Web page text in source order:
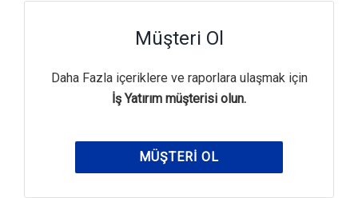
Müşteri Ol
Daha Fazla içeriklere ve raporlara ulaşmak için
İş Yatırım müşterisi olun.
MÜŞTERI OL